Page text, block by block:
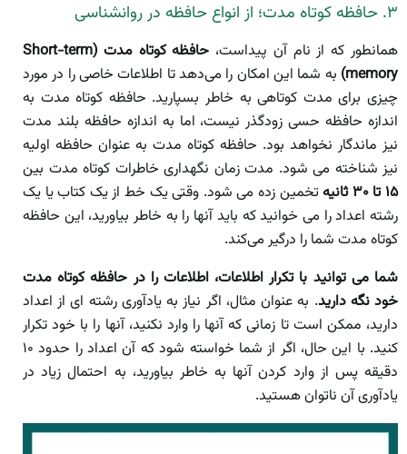
۳. حافظه کوتاه مدت؛ از انواع حافظه در روانشناسی
همانطور که از نام آن پیداست،
حافظه کوتاه مدت (Short-term
memory) به شما این امکان را می‌دهد تا اطلاعات خاصی را در مورد
چیزی برای مدت کوتاهی به خاطر بسپارید. حافظه کوتاه مدت به
اندازه حافظه حسی زودگذر نیست، اما به اندازه حافظه بلند مدت
نیز ماندگار نخواهد بود. حافظه کوتاه مدت به عنوان حافظه اولیه
نیز شناخته می شود. مدت زمان نگهداری خاطرات کوتاه مدت بین
15 تا ۳۰ ثانیه
تخمین زده می شود. وقتی یک خط از یک کتاب یا یک
رشته اعداد را می خوانید که باید آنها را به خاطر بیاورید، این حافظه
کوتاه مدت شما را درگیر می‌کند.
شما می توانید با تکرار اطلاعات، اطلاعات را در حافظه کوتاه مدت
خود نگه دارید. به عنوان مثال، اگر نیاز به یادآوری رشته ای از اعداد
دارید، ممکن است تا زمانی که آنها را وارد نکنید، آنها را با خود تکرار
کنید. با این حال، اگر از شما خواسته شود که آن اعداد را حدود ۱۰
دقیقه پس از وارد کردن آنها به خاطر بیاورید، به احتمال زیاد در
یادآوری آن ناتوان هستید.